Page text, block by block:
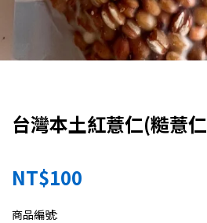
台灣本土紅薏仁(糙薏
NT$100
商品編號: